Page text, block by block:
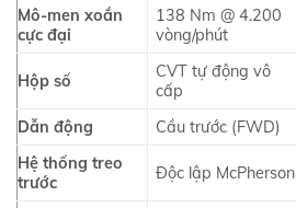
Mô-men xoắn
cực đại
138 Nm @ 4.200
vòng/phút
Hộp số
CVT tự động vô
cấp
Dẫn động Cầu trước (FWD)
Hệ thống treo
trước
Độc lập McPherson